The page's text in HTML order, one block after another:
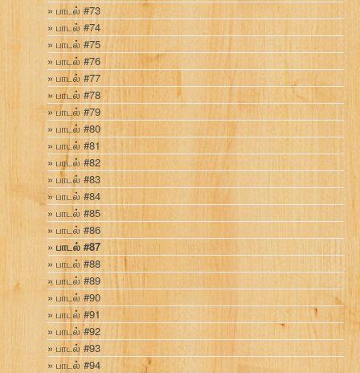
பாடல் #73
பாடல் #74
பாடல் #75
பாடல் #76
பாடல் #77
பாடல் #78
பாடல் #79
பாடல் #80
பாடல் #81
பாடல் #82
பாடல் #83
பாடல் #84
பாடல் #85
பாடல் #86
பாடல் #87
பாடல் #88
பாடல் #89
பாடல் #90
பாடல் #91
பாடல் #92
பாடல் #93
பாடல் #94